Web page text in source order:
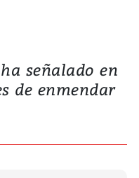
señalado en
de enmendar